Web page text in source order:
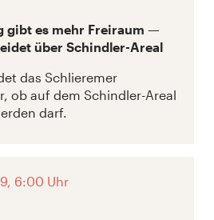
gibt es mehr Freiraum —
über Schindler-Areal
das Schlieremer
ob auf dem Schindler-Areal
darf.
6:00 Uhr